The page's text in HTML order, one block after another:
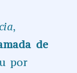
,
de
por